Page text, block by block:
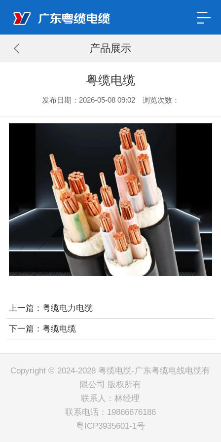
产品展示
粤缆电缆
发布日期：2026-05-08 09:02 浏览次数：
上一篇： 粤缆电力电缆
下一篇： 粤缆电缆
Copyright © 2024-2028 粤缆电缆-广东粤缆电线电缆有
限公司 版权所有
联系人：林经理
联系电话：19866676186
粤ICP3935601-1号